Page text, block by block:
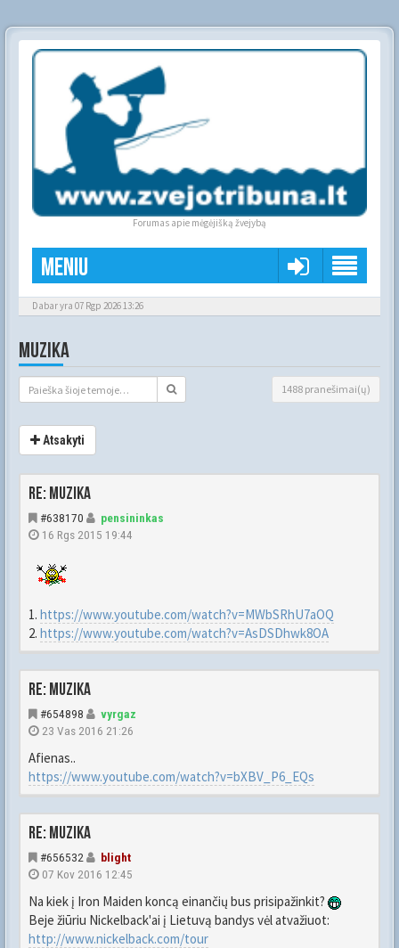
Forumas apie mėgėjišką žvejybą
Meniu
Dabar yra 07 Rgp 2026 13:26
MUZIKA
1488 pranešimai(ų)
Atsakyti
Re: Muzika
#638170
pensininkas
16 Rgs 2015 19:44
1. https://www.youtube.com/watch?v=MWbSRhU7aOQ
2. https://www.youtube.com/watch?v=AsDSDhwk8OA
Re: Muzika
#654898
vyrgaz
23 Vas 2016 21:26
Afienas..
https://www.youtube.com/watch?v=bXBV_P6_EQs
Re: Muzika
#656532
blight
07 Kov 2016 12:45
Na kiek į Iron Maiden koncą einančių bus prisipažinkit?
Beje žiūriu Nickelback'ai į Lietuvą bandys vėl atvažiuot:
http://www.nickelback.com/tour